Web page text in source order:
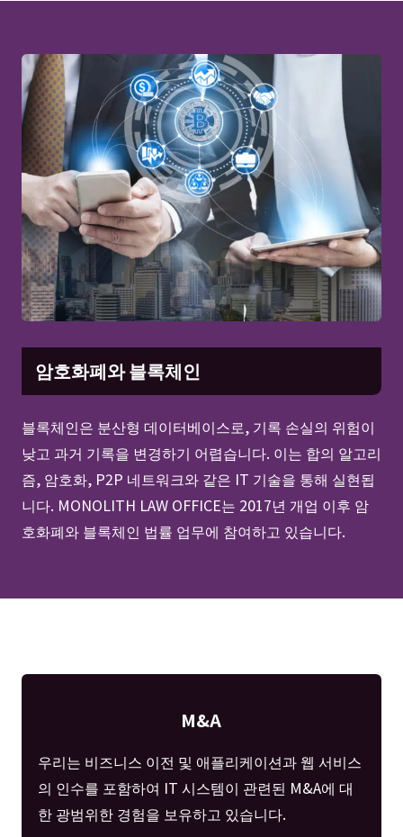
암호화폐와 블록체인
블록체인은 분산형 데이터베이스로, 기록 손실의 위험이
낮고 과거 기록을 변경하기 어렵습니다. 이는 합의 알고리
즘, 암호화, P2P 네트워크와 같은 IT 기술을 통해 실현됩
니다. MONOLITH LAW OFFICE는 2017년 개업 이후 암
호화폐와 블록체인 법률 업무에 참여하고 있습니다.
M&A
우리는 비즈니스 이전 및 애플리케이션과 웹 서비스
의 인수를 포함하여 IT 시스템이 관련된 M&A에 대
한 광범위한 경험을 보유하고 있습니다.